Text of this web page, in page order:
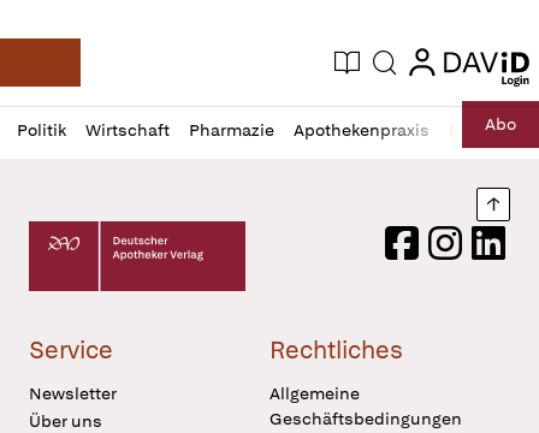
Deutsche Apotheker Zeitung
Aktuelle Ausgabe
Suche login
login
Politik Wirtschaft Pharmazie Apothekenpraxis RechtAbo
Profil
öffnen
Daz
Pur
Deutscher Apotheker Verlag Logo
FacebookInstagram
Service
Newsletter
Über uns
Rechtliches
Allgemeine
Geschäftsbedingungen